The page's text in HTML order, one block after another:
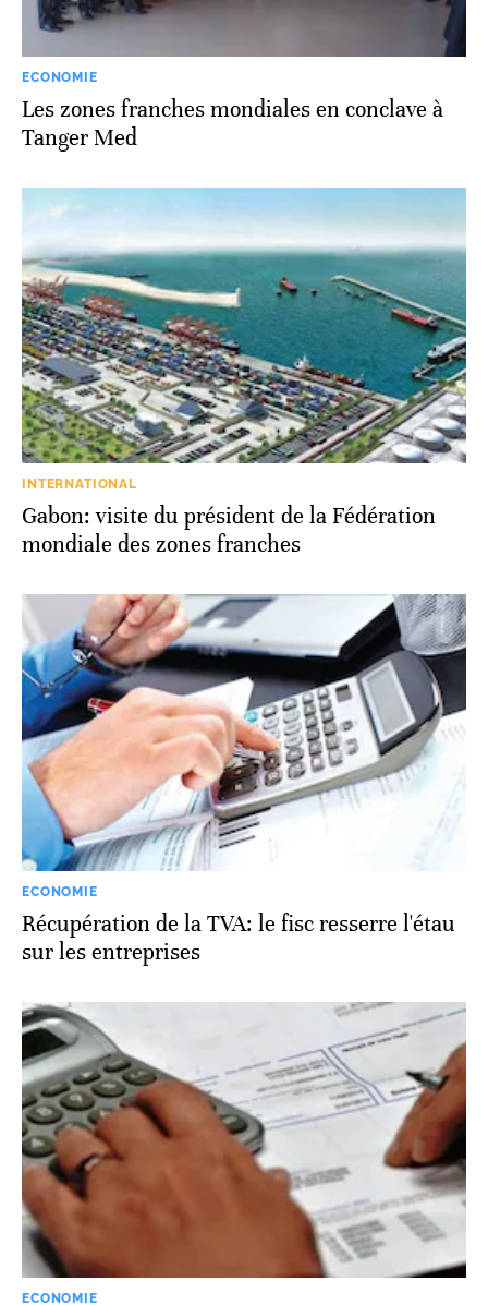
ECONOMIE
Les zones franches mondiales en conclave à
Tanger Med
INTERNATIONAL
Gabon: visite du président de la Fédération
mondiale des zones franches
ECONOMIE
Récupération de la TVA: le fisc resserre l'étau
sur les entreprises
ECONOMIE